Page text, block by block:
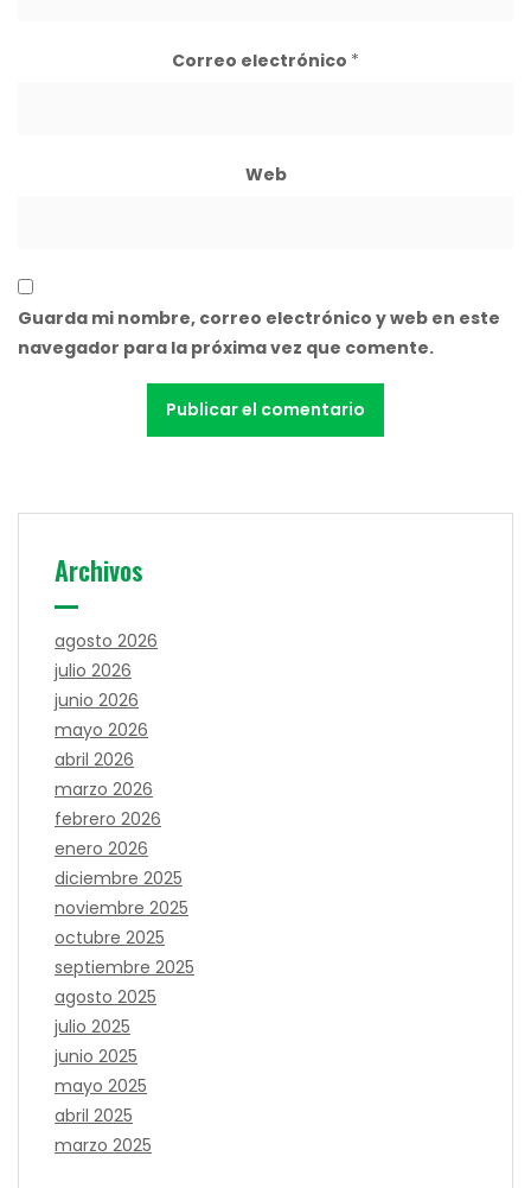
Correo electrónico *
Web
Guarda mi nombre, correo electrónico y web en este
navegador para la próxima vez que comente.
Archivos
agosto 2026
julio 2026
junio 2026
mayo 2026
abril 2026
marzo 2026
febrero 2026
enero 2026
diciembre 2025
noviembre 2025
octubre 2025
septiembre 2025
agosto 2025
julio 2025
junio 2025
mayo 2025
abril 2025
marzo 2025